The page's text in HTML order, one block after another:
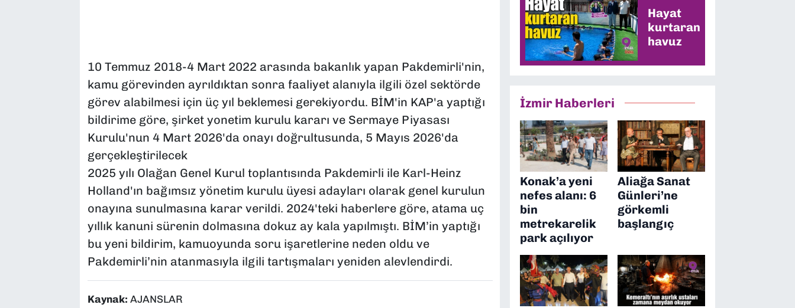
10 Temmuz 2018-4 Mart 2022 arasında bakanlık yapan Pakdemirli'nin,
kamu görevinden ayrıldıktan sonra faaliyet alanıyla ilgili özel sektörde
görev alabilmesi için üç yıl beklemesi gerekiyordu. BİM'in KAP'a yaptığı
bildirime göre, şirket yonetim kurulu kararı ve Sermaye Piyasası
Kurulu'nun 4 Mart 2026'da onayı doğrultusunda, 5 Mayıs 2026'da
gerçekleştirilecek
2025 yılı Olağan Genel Kurul toplantısında Pakdemirli ile Karl-Heinz
Holland'ın bağımsız yönetim kurulu üyesi adayları olarak genel kurulun
onayına sunulmasına karar verildi. 2024'teki haberlere göre, atama uç
yıllık kanuni sürenin dolmasına dokuz ay kala yapılmıştı. BİM’in yaptığı
bu yeni bildirim, kamuoyunda soru işaretlerine neden oldu ve
Pakdemirli’nin atanmasıyla ilgili tartışmaları yeniden alevlendirdi.
Kaynak: AJANSLAR
Hayat
kurtaran
havuz
İzmir Haberleri
Konak’a yeni
nefes alanı: 6
bin
metrekarelik
park açılıyor
Aliağa Sanat
Günleri’ne
görkemli
başlangıç